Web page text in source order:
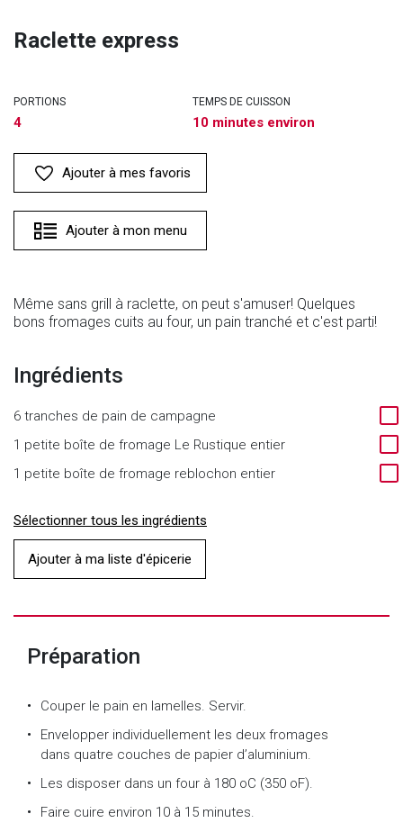
Raclette express
PORTIONS
4
TEMPS DE CUISSON
10 minutes environ
Ajouter à mes favoris
Ajouter à mon menu
Même sans grill à raclette, on peut s'amuser! Quelques
bons fromages cuits au four, un pain tranché et c'est parti!
Ingrédients
6 tranches de pain de campagne
1 petite boîte de fromage Le Rustique entier
1 petite boîte de fromage reblochon entier
Sélectionner tous les ingrédients
Ajouter à ma liste d'épicerie
Préparation
Couper le pain en lamelles. Servir.
Envelopper individuellement les deux fromages
dans quatre couches de papier d’aluminium.
Les disposer dans un four à 180 oC (350 oF).
Faire cuire environ 10 à 15 minutes.